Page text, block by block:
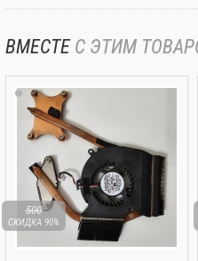
ВМЕСТЕ С ЭТИМ
500
СКИДКА 90%